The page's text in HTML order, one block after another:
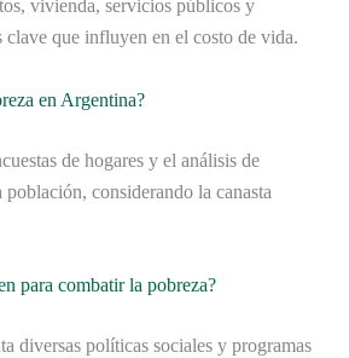
vivienda, servicios públicos y
clave que influyen en el costo de vida.
en Argentina?
de hogares y el análisis de
población, considerando la canasta
para combatir la pobreza?
diversas políticas sociales y programas